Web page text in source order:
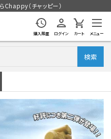
Chappy（チャッピー）
購入履歴 ログイン カート メニュー
検索
会員登録
チェック